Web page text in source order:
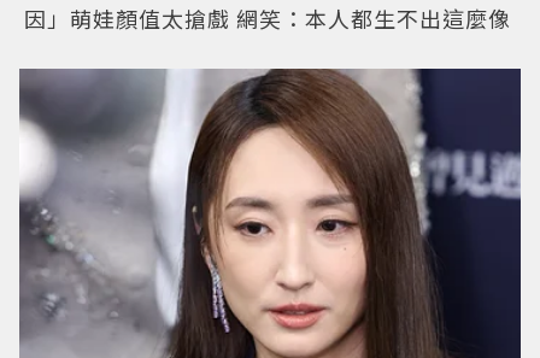
因」萌娃顏值太搶戲 網笑：本人都生不出這麼像